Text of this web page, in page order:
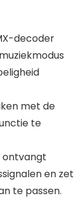
decoder
met de
te
ontvangt
en zet
te passen.